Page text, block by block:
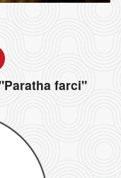
farci"